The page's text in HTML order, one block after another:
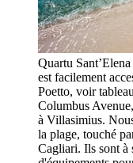
Quartu
est facilement
Poetto, voir
Columbus
à Villasimius.
la plage, touché
Cagliari. Ils sont à